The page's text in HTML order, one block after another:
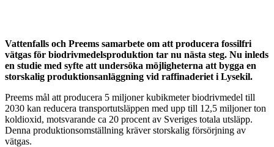
Vattenfalls och Preems samarbete om att producera fossilfri
vätgas för biodrivmedelsproduktion tar nu nästa steg. Nu inleds
en studie med syfte att undersöka möjligheterna att bygga en
storskalig produktionsanläggning vid raffinaderiet i Lysekil.
Preems mål att producera 5 miljoner kubikmeter biodrivmedel till
2030 kan reducera transportutsläppen med upp till 12,5 miljoner ton
koldioxid, motsvarande ca 20 procent av Sveriges totala utsläpp.
Denna produktionsomställning kräver storskalig försörjning av
vätgas.